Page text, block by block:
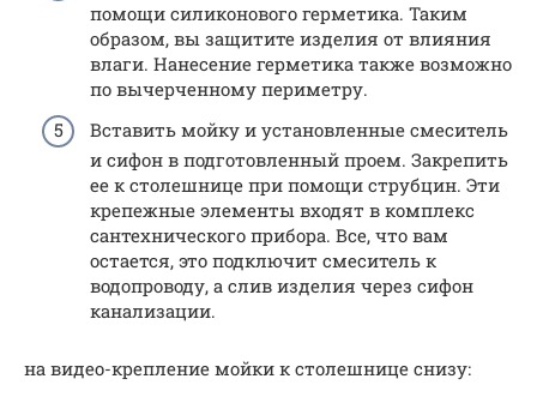
помощи силиконового герметика. Таким
образом, вы защитите изделия от влияния
влаги. Нанесение герметика также возможно
по вычерченному периметру.
Вставить мойку и установленные смеситель
и сифон в подготовленный проем. Закрепить
ее к столешнице при помощи струбцин. Эти
крепежные элементы входят в комплекс
сантехнического прибора. Все, что вам
остается, это подключит смеситель к
водопроводу, а слив изделия через сифон
канализации.
на видео-крепление мойки к столешнице снизу: